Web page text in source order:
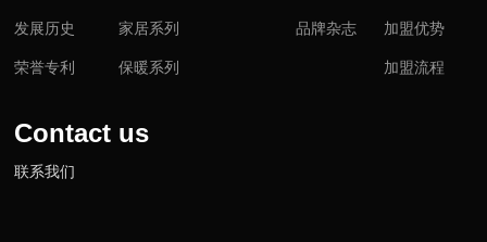
发展历史
荣誉专利
家居系列
保暖系列
品牌杂志 加盟优势
加盟流程
Contact us
联系我们